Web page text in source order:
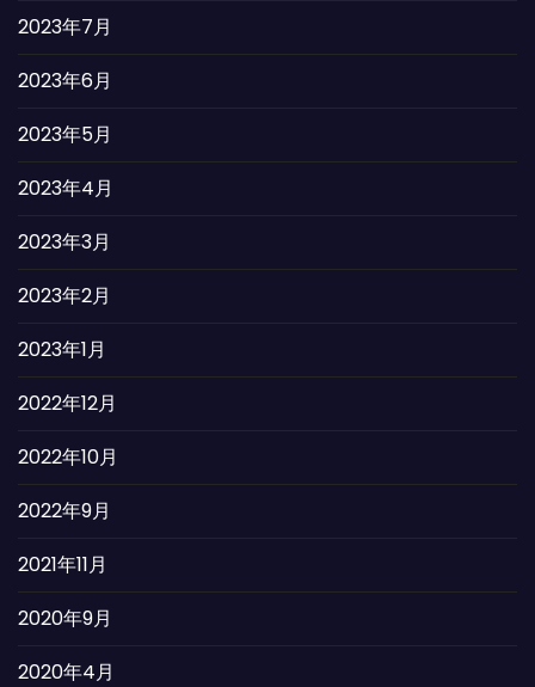
2023年7月
2023年6月
2023年5月
2023年4月
2023年3月
2023年2月
2023年1月
2022年12月
2022年10月
2022年9月
2021年11月
2020年9月
2020年4月